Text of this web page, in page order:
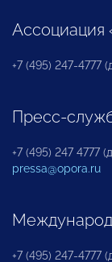
+7 (495) 247-4777
Пресс-
+7 (495) 247 4777
pressa@opora.ru
+7 (495) 247-4777